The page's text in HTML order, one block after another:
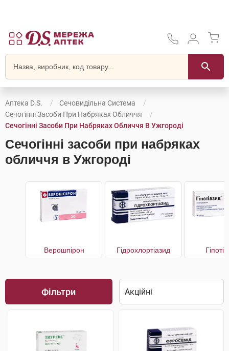
Аптека D.S.
Сечовидільна Система
Сечогінні Засоби При Набряках Обличчя
Сечогінні Засоби При Набряках Обличчя В Ужгороді
Сечогінні засоби при набряках
обличчя в Ужгороді
Верошпірон Гідрохлортіазид
Фільтри